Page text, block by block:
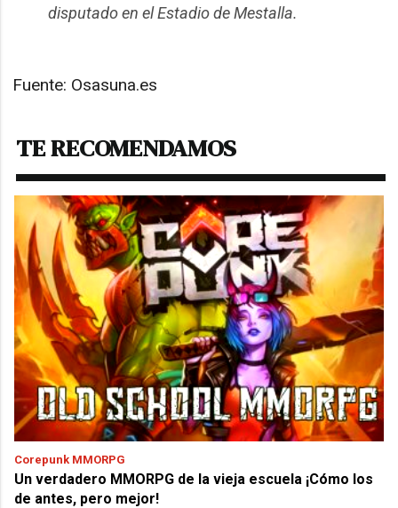
disputado en el Estadio de Mestalla.
Fuente: Osasuna.es
TE RECOMENDAMOS
Corepunk MMORPG
Un verdadero MMORPG de la vieja escuela ¡Cómo los
de antes, pero mejor!